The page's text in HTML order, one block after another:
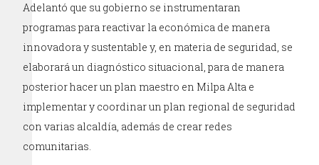
Adelantó que su gobierno se instrumentaran
programas para reactivar la económica de manera
innovadora y sustentable y, en materia de seguridad, se
elaborará un diagnóstico situacional, para de manera
posterior hacer un plan maestro en Milpa Alta e
implementar y coordinar un plan regional de seguridad
con varias alcaldía, además de crear redes
comunitarias.